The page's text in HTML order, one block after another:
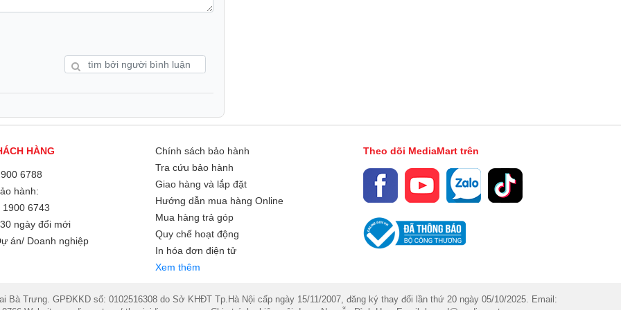
HÀNG
6788
hành:
1900 6743
ngày đổi mới
án/ Doanh nghiệp
Chính sách bảo hành
Tra cứu bảo hành
Giao hàng và lắp đặt
Hướng dẫn mua hàng Online
Mua hàng trả góp
Quy chế hoạt động
In hóa đơn điện tử
Xem thêm
Theo dõi MediaMart trên
Trưng. GPĐKKD số: 0102516308 do Sở KHĐT Tp.Hà Nội cấp ngày 15/11/2007, đăng ký thay đổi lần thứ 20 ngày 05/10/2025. Email: